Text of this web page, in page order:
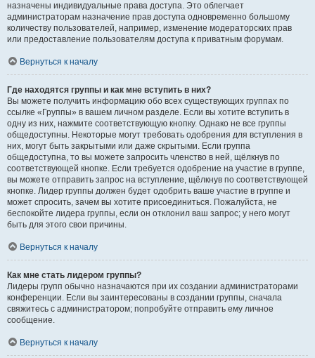
назначены индивидуальные права доступа. Это облегчает
администраторам назначение прав доступа одновременно большому
количеству пользователей, например, изменение модераторских прав
или предоставление пользователям доступа к приватным форумам.
Вернуться к началу
Где находятся группы и как мне вступить в них?
Вы можете получить информацию обо всех существующих группах по
ссылке «Группы» в вашем личном разделе. Если вы хотите вступить в
одну из них, нажмите соответствующую кнопку. Однако не все группы
общедоступны. Некоторые могут требовать одобрения для вступления в
них, могут быть закрытыми или даже скрытыми. Если группа
общедоступна, то вы можете запросить членство в ней, щёлкнув по
соответствующей кнопке. Если требуется одобрение на участие в группе,
вы можете отправить запрос на вступление, щёлкнув по соответствующей
кнопке. Лидер группы должен будет одобрить ваше участие в группе и
может спросить, зачем вы хотите присоединиться. Пожалуйста, не
беспокойте лидера группы, если он отклонил ваш запрос; у него могут
быть для этого свои причины.
Вернуться к началу
Как мне стать лидером группы?
Лидеры групп обычно назначаются при их создании администраторами
конференции. Если вы заинтересованы в создании группы, сначала
свяжитесь с администратором; попробуйте отправить ему личное
сообщение.
Вернуться к началу